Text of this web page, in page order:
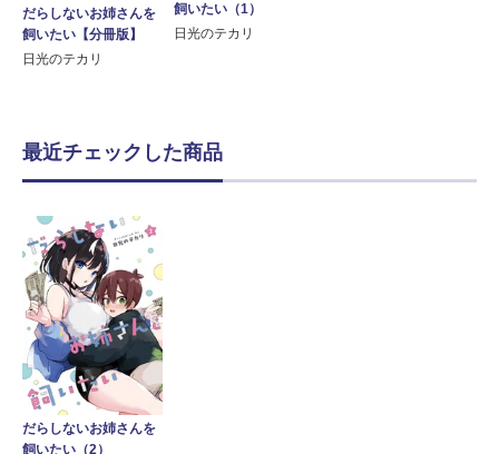
だらしないお姉さんを
飼いたい【分冊版】
日光のテカリ
飼いたい（1）
日光のテカリ
最近チェックした商品
だらしないお姉さんを
飼いたい（2）